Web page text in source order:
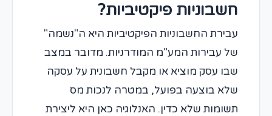
חשבוניות פיקטיביות?
עבירת החשבוניות הפיקטיביות היא ה"נשמה"
של עבירות המע"מ המודרניות. מדובר במצב
שבו עסק מוציא או מקבל חשבונית על עסקה
שלא בוצעה בפועל, במטרה לנכות מס
תשומות שלא כדין. האנלוגיה כאן היא ליצירת